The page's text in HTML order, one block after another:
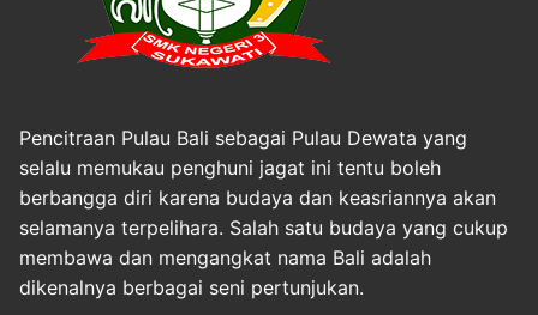
Pencitraan Pulau Bali sebagai Pulau Dewata yang
selalu memukau penghuni jagat ini tentu boleh
berbangga diri karena budaya dan keasriannya akan
selamanya terpelihara. Salah satu budaya yang cukup
membawa dan mengangkat nama Bali adalah
dikenalnya berbagai seni pertunjukan.